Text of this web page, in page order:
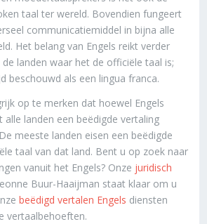
taal ter wereld. Bovendien fungeert
communicatiemiddel in bijna alle
Het belang van Engels reikt verder
landen waar het de officiële taal is;
beschouwd als een lingua franca.
op te merken dat hoewel Engels
alle landen een beëdigde vertaling
meeste landen eisen een beëdigde
taal van dat land. Bent u op zoek naar
vanuit het Engels? Onze juridisch
Buur-Haaijman staat klaar om u
beëdigd vertalen Engels diensten
vertaalbehoeften.